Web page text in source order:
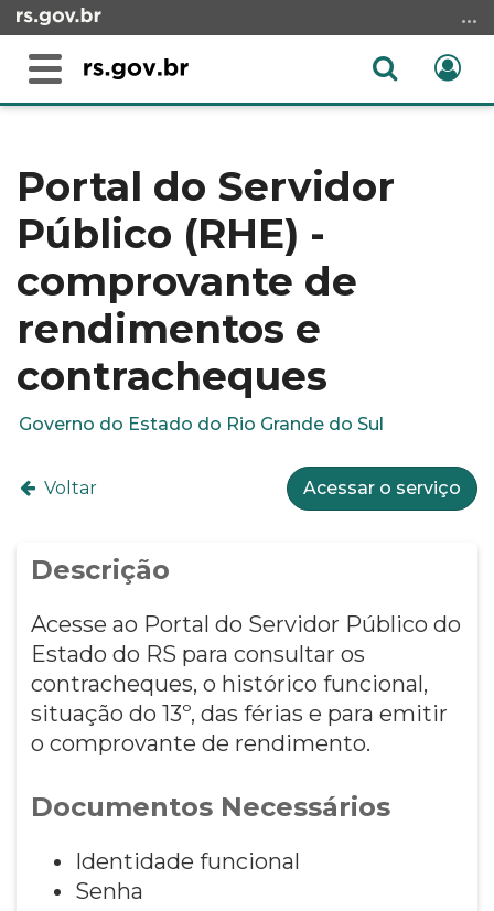
para
conteúdo
menu
para
busca
Alterna
Abrir
conteúdo
Portal do Servidor
Público (RHE) -
comprovante de
rendimentos e
contracheques
Governo do Estado do Rio Grande do Sul
Voltar Acessar o serviço
Descrição
Acesse ao Portal do Servidor Público do
Estado do RS para consultar os
contracheques, o histórico funcional,
situação do 13º, das férias e para emitir
o comprovante de rendimento.
Documentos Necessários
Identidade funcional
Senha